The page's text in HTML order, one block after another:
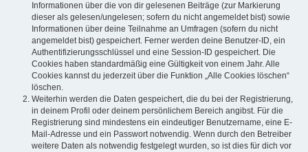
Informationen über die von dir gelesenen Beiträge (zur Markierung
dieser als gelesen/ungelesen; sofern du nicht angemeldet bist) sowie
Informationen über deine Teilnahme an Umfragen (sofern du nicht
angemeldet bist) gespeichert. Ferner werden deine Benutzer-ID, ein
Authentifizierungsschlüssel und eine Session-ID gespeichert. Die
Cookies haben standardmäßig eine Gültigkeit von einem Jahr. Alle
Cookies kannst du jederzeit über die Funktion „Alle Cookies löschen“
löschen.
Weiterhin werden die Daten gespeichert, die du bei der Registrierung,
in deinem Profil oder deinem persönlichem Bereich angibst. Für die
Registrierung sind mindestens ein eindeutiger Benutzername, eine E-
Mail-Adresse und ein Passwort notwendig. Wenn durch den Betreiber
weitere Daten als notwendig festgelegt wurden, so ist dies für dich vor